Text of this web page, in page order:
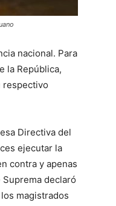
nacional. Para
la República,
respectivo
Directiva del
ejecutar la
contra y apenas
declaró
magistrados